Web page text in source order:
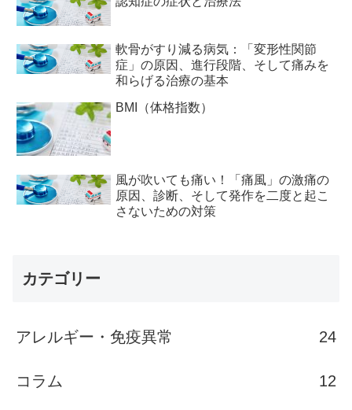
軟骨がすり減る病気：「変形性関節
症」の原因、進行段階、そして痛みを
和らげる治療の基本
BMI（体格指数）
風が吹いても痛い！「痛風」の激痛の
原因、診断、そして発作を二度と起こ
さないための対策
カテゴリー
アレルギー・免疫異常 24
コラム 12